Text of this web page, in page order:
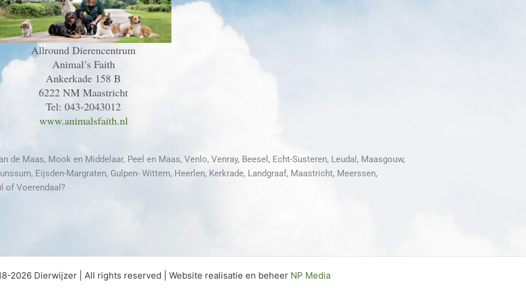
Allround Dierencentrum
Animal’s Faith
Ankerkade 158 B
6222 NM Maastricht
Tel: 043-2043012
www.animalsfaith.nl
de Maas, Mook en Middelaar, Peel en Maas, Venlo, Venray, Beesel, Echt-Susteren, Leudal, Maasgouw,
Eijsden-Margraten, Gulpen- Wittem, Heerlen, Kerkrade, Landgraaf, Maastricht, Meerssen,
of Voerendaal?
2026 Dierwijzer | All rights reserved | Website realisatie en beheer NP Media